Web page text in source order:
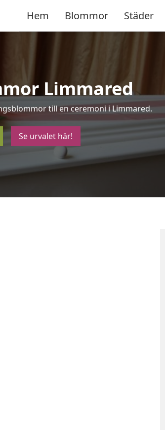
Hem Blommor Städer
Limmared
till en ceremoni i Limmared.
Se urvalet här!